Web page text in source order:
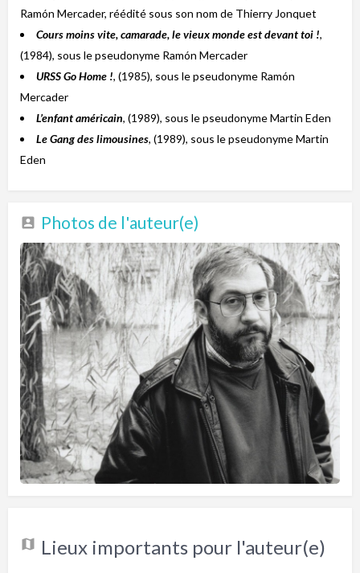
Ramón Mercader, réédité sous son nom de Thierry Jonquet
Cours moins vite, camarade, le vieux monde est devant toi !,
(1984), sous le pseudonyme Ramón Mercader
URSS Go Home !, (1985), sous le pseudonyme Ramón
Mercader
L’enfant américain, (1989), sous le pseudonyme Martin Eden
Le Gang des limousines, (1989), sous le pseudonyme Martin
Eden
Photos de l'auteur(e)
Lieux importants pour l'auteur(e)